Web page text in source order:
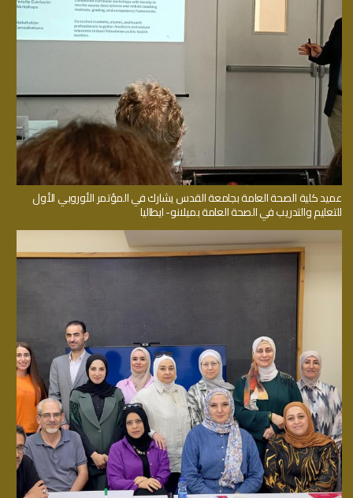
عميد كلية الصحة العامة بجامعة القدس يشارك في المؤتمر الأوروبي الأول
للتعليم والتدريب في الصحة العامة بميلانو- ايطاليا